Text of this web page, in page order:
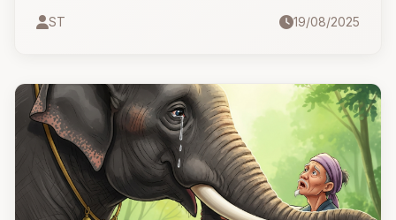
khóa, tự do đến mở kho rủ nhau vào ăn rả rích
ST 19/08/2025